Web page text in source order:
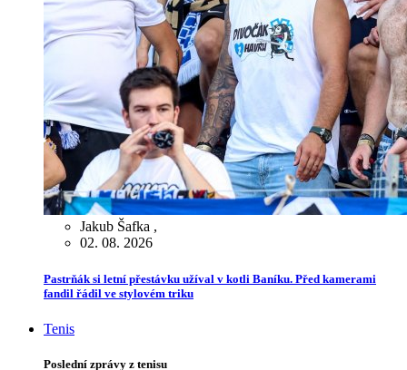
Jakub Šafka ,
02. 08. 2026
Pastrňák si letní přestávku užíval v kotli Baníku. Před kamerami
fandil řádil ve stylovém triku
Tenis
Poslední zprávy z tenisu